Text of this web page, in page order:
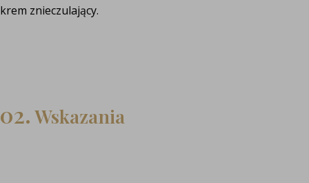
krem znieczulający.
02.Wskazania